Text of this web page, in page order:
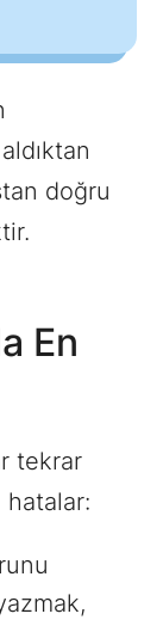
doğru
En
tekrar
hatalar: